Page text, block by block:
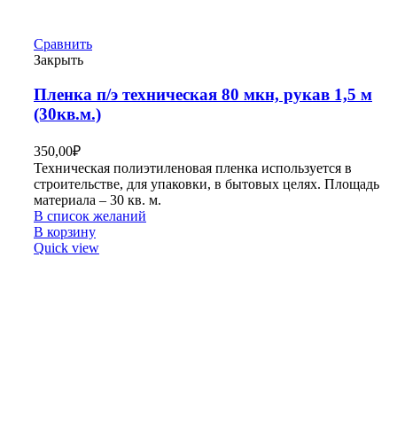
Сравнить
Закрыть
Пленка п/э техническая 80 мкн, рукав 1,5 м
(30кв.м.)
350,00₽
Техническая полиэтиленовая пленка используется в
строительстве, для упаковки, в бытовых целях. Площадь
материала – 30 кв. м.
В список желаний
В корзину
Quick view